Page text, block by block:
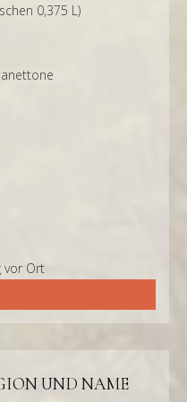
0,375 L)
vor Ort
UND NAME